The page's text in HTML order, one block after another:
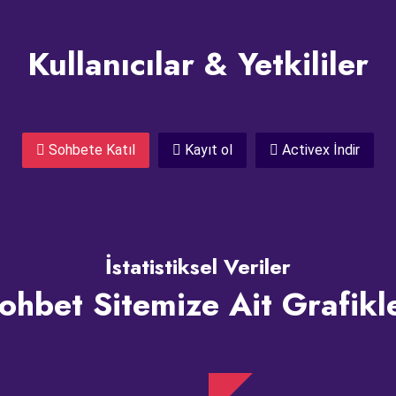
Kullanıcılar & Yetkililer
Sohbete Katıl Kayıt ol Activex İndir
İstatistiksel Veriler
Sitemize Ait